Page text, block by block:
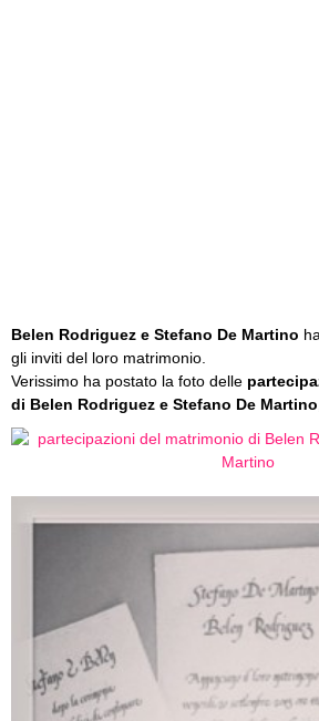
Belen Rodriguez e Stefano De Martino
gli inviti del loro matrimonio.
Verissimo ha postato la foto delle
di Belen Rodriguez e Stefano De Martino